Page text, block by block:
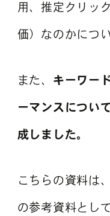
用、推定クリッ
価）なのかにつ
また、 キーワー
ーマンスについ
成しました。
こちらの資料は
の参考資料とし